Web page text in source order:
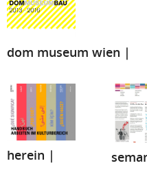
dom museum wien |
herein |